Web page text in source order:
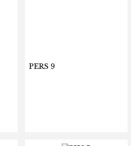
PERS 9